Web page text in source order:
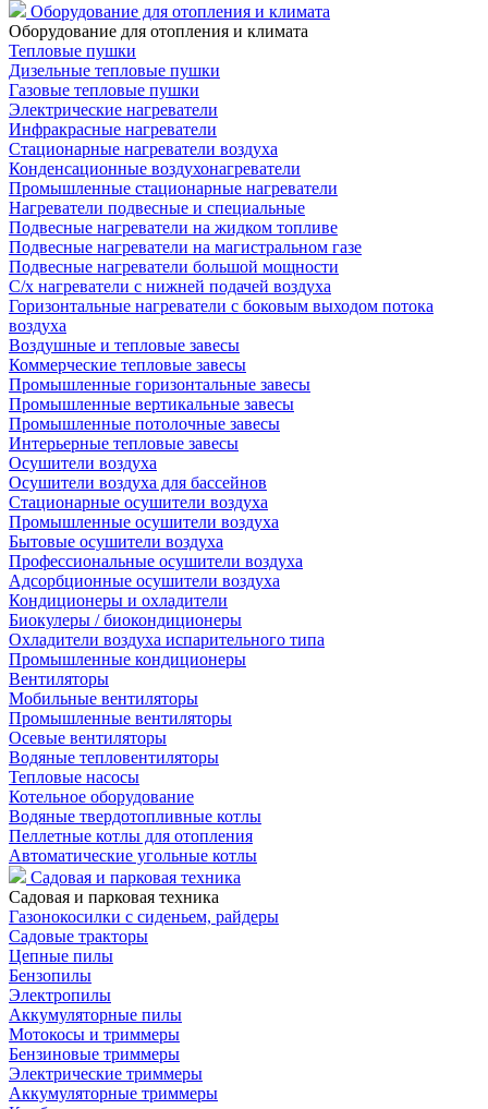
Оборудование для отопления и климата
Оборудование для отопления и климата
Тепловые пушки
Дизельные тепловые пушки
Газовые тепловые пушки
Электрические нагреватели
Инфракрасные нагреватели
Стационарные нагреватели воздуха
Конденсационные воздухонагреватели
Промышленные стационарные нагреватели
Нагреватели подвесные и специальные
Подвесные нагреватели на жидком топливе
Подвесные нагреватели на магистральном газе
Подвесные нагреватели большой мощности
С/х нагреватели с нижней подачей воздуха
Горизонтальные нагреватели с боковым выходом потока
воздуха
Воздушные и тепловые завесы
Коммерческие тепловые завесы
Промышленные горизонтальные завесы
Промышленные вертикальные завесы
Промышленные потолочные завесы
Интерьерные тепловые завесы
Осушители воздуха
Осушители воздуха для бассейнов
Стационарные осушители воздуха
Промышленные осушители воздуха
Бытовые осушители воздуха
Профессиональные осушители воздуха
Адсорбционные осушители воздуха
Кондиционеры и охладители
Биокулеры / биокондиционеры
Охладители воздуха испарительного типа
Промышленные кондиционеры
Вентиляторы
Мобильные вентиляторы
Промышленные вентиляторы
Осевые вентиляторы
Водяные тепловентиляторы
Тепловые насосы
Котельное оборудование
Водяные твердотопливные котлы
Пеллетные котлы для отопления
Автоматические угольные котлы
Садовая и парковая техника
Садовая и парковая техника
Газонокосилки с сиденьем, райдеры
Садовые тракторы
Цепные пилы
Бензопилы
Электропилы
Аккумуляторные пилы
Мотокосы и триммеры
Бензиновые триммеры
Электрические триммеры
Аккумуляторные триммеры